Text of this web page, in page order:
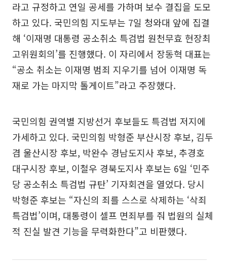
라고 규정하고 연일 공세를 가하며 보수 결집을 도모
하고 있다. 국민의힘 지도부는 7일 청와대 앞에 집결
해 ‘이재명 대통령 공소취소 특검법 원천무효 현장최
고위원회의’를 진행했다. 이 자리에서 장동혁 대표는
“공소 취소는 이재명 범죄 지우기를 넘어 이재명 독
재로 가는 마지막 톨게이트”라고 주장했다.
국민의힘 권역별 지방선거 후보들도 특검법 저지에
가세하고 있다. 국민의힘 박형준 부산시장 후보, 김두
겸 울산시장 후보, 박완수 경남도지사 후보, 추경호
대구시장 후보, 이철우 경북도지사 후보는 6일 ‘민주
당 공소취소 특검법 규탄’ 기자회견을 열었다. 당시
박형준 후보는 “자신의 죄를 스스로 삭제하는 ‘삭죄
특검법’이며, 대통령이 셀프 면죄부를 줘 법원의 실체
적 진실 발견 기능을 무력화한다”고 비판했다.